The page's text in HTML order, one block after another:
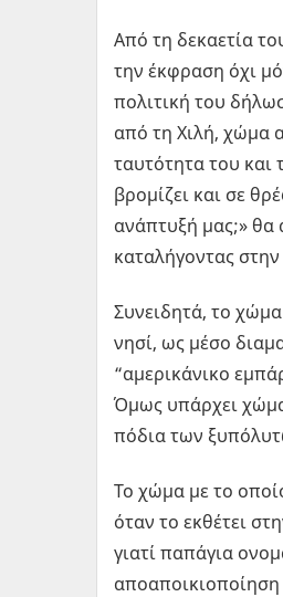
Από τη δεκαετία
την έκφραση όχι
πολιτική του
από τη Χιλή, χώμα
ταυτότητα του και
βρομίζει και σε
ανάπτυξή μας;» θα
καταλήγοντας
Συνειδητά, το χώμα
νησί, ως μέσο
“αμερικάνικο
Όμως υπάρχει
πόδια των
Το χώμα με το
όταν το εκθέτει
γιατί παπάγια